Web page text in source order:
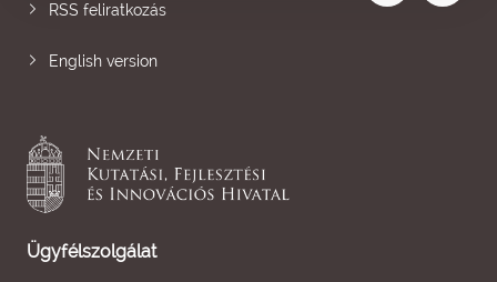
RSS feliratkozás
English version
Ügyfélszolgálat